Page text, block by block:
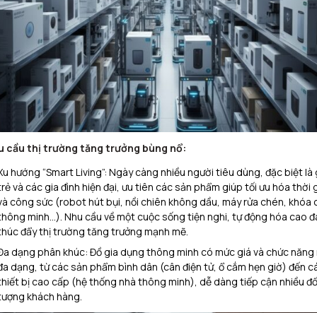
cầu thị trường tăng trưởng bùng nổ:
hướng “Smart Living”: Ngày càng nhiều người tiêu dùng, đặc biệt là
và các gia đình hiện đại, ưu tiên các sản phẩm giúp tối ưu hóa thời
công sức (robot hút bụi, nồi chiên không dầu, máy rửa chén, khóa
minh…). Nhu cầu về một cuộc sống tiện nghi, tự động hóa cao
đẩy thị trường tăng trưởng mạnh mẽ.
dạng phân khúc: Đồ gia dụng thông minh có mức giá và chức năng
dạng, từ các sản phẩm bình dân (cân điện tử, ổ cắm hẹn giờ) đến
bị cao cấp (hệ thống nhà thông minh), dễ dàng tiếp cận nhiều
khách hàng.